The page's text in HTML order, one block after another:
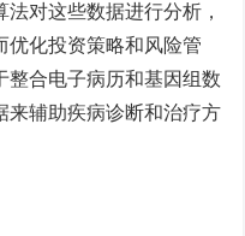
对这些数据进行分析，
优化投资策略和风险管
整合电子病历和基因组数
来辅助疾病诊断和治疗方